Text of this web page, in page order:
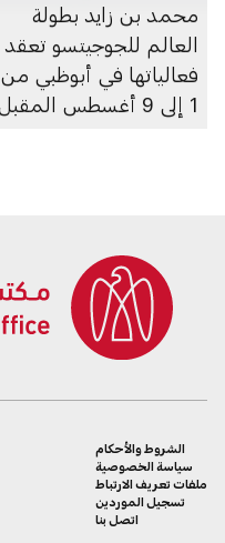
محمد بن زايد بطولة
العالم للجوجيتسو تعقد
فعالياتها في أبوظبي من
1 إلى 9 أغسطس المقبل
الشروط والأحكام
سياسة الخصوصية
ملفات تعريف الارتباط
تسجيل الموردين
اتصل بنا